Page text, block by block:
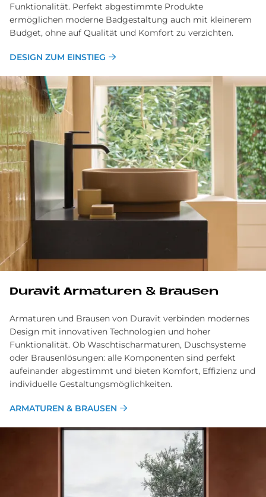
Funktionalität. Perfekt abgestimmte Produkte
ermöglichen moderne Badgestaltung auch mit kleinerem
Budget, ohne auf Qualität und Komfort zu verzichten.
DESIGN ZUM EINSTIEG
Du­ra­vit Ar­ma­tu­ren & Brau­sen
Armaturen und Brausen von Duravit verbinden modernes
Design mit innovativen Technologien und hoher
Funktionalität. Ob Waschtischarmaturen, Duschsysteme
oder Brausenlösungen: alle Komponenten sind perfekt
aufeinander abgestimmt und bieten Komfort, Effizienz und
individuelle Gestaltungsmöglichkeiten.
ARMATUREN & BRAUSEN